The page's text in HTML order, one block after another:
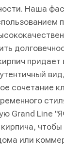
Наша
сочетание
Grand Line
чтобы
или